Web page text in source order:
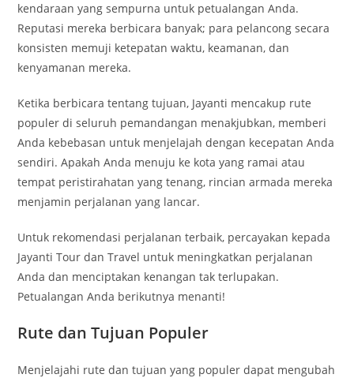
kendaraan yang sempurna untuk petualangan Anda.
Reputasi mereka berbicara banyak; para pelancong secara
konsisten memuji ketepatan waktu, keamanan, dan
kenyamanan mereka.
Ketika berbicara tentang tujuan, Jayanti mencakup rute
populer di seluruh pemandangan menakjubkan, memberi
Anda kebebasan untuk menjelajah dengan kecepatan Anda
sendiri. Apakah Anda menuju ke kota yang ramai atau
tempat peristirahatan yang tenang, rincian armada mereka
menjamin perjalanan yang lancar.
Untuk rekomendasi perjalanan terbaik, percayakan kepada
Jayanti Tour dan Travel untuk meningkatkan perjalanan
Anda dan menciptakan kenangan tak terlupakan.
Petualangan Anda berikutnya menanti!
Rute dan Tujuan Populer
Menjelajahi rute dan tujuan yang populer dapat mengubah